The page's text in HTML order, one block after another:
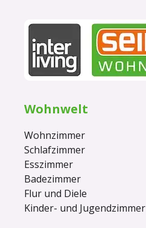
Wohnwelt
Wohnzimmer
Schlafzimmer
Esszimmer
Badezimmer
Flur und Diele
Kinder- und Jugendzimmer